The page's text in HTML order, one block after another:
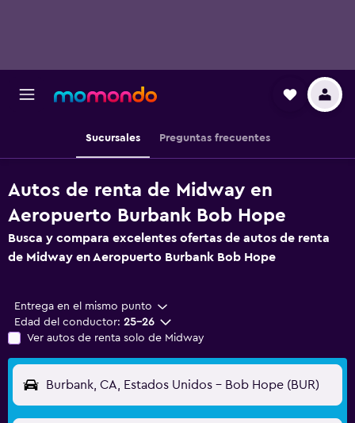
Sucursales Preguntas frecuentes
Autos de renta de Midway en
Aeropuerto Burbank Bob Hope
Busca y compara excelentes ofertas de autos de renta
de Midway en Aeropuerto Burbank Bob Hope
Entrega en el mismo punto
Edad del conductor: 25-26
Ver autos de renta solo de Midway
Burbank, CA, Estados Unidos - Bob Hope (BUR)